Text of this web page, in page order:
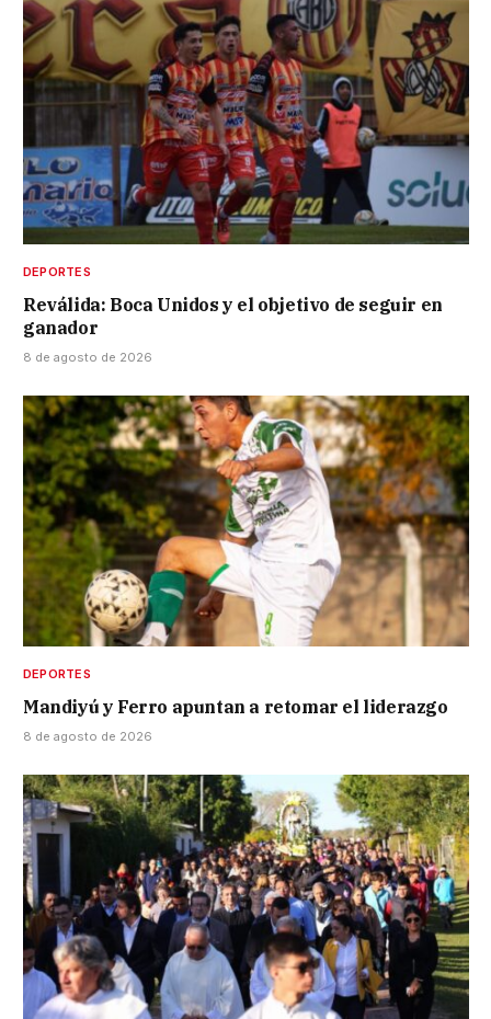
DEPORTES
Reválida: Boca Unidos y el objetivo de seguir en
ganador
8 de agosto de 2026
DEPORTES
Mandiyú y Ferro apuntan a retomar el liderazgo
8 de agosto de 2026